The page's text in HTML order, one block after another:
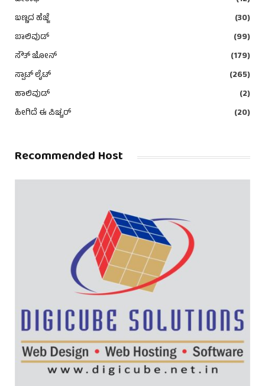
ಬಣ್ಣದ ಹೆಜ್ಜೆ
(30)
ಬಾಲಿವುಡ್
(99)
ಸೌತ್ ಜೋನ್
(179)
ಸ್ಪಾಟ್ ಲೈಟ್
(265)
ಹಾಲಿವುಡ್
(2)
ಹೀಗಿದೆ ಈ ಪಿಚ್ಚರ್
(20)
Recommended Host